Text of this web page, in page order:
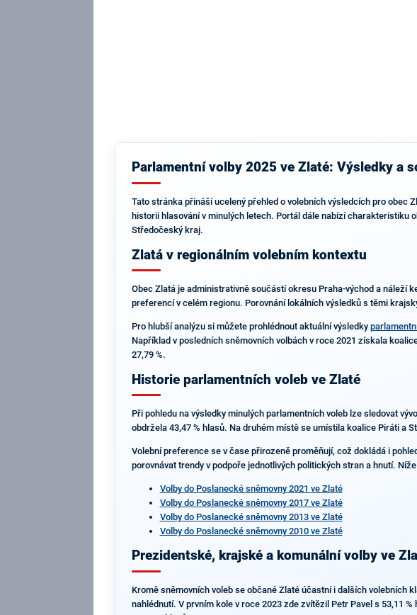
Parlamentní volby 2025 ve Zlaté: Výsledky a
Tato stránka přináší ucelený přehled o volebních výsledcích pro obec
historii hlasování v minulých letech. Portál dále nabízí charakteristiku
Středočeský kraj.
Zlatá v regionálním volebním kontextu
Obec Zlatá je administrativně součástí okresu Praha-východ a náleží
preferencí v celém regionu. Porovnání lokálních výsledků s těmi
Pro hlubší analýzu si můžete prohlédnout aktuální výsledky
Například v posledních sněmovních volbách v roce 2021 získala
27,79 %.
Historie parlamentních voleb ve Zlaté
Při pohledu na výsledky minulých parlamentních voleb lze sledovat
obdržela 43,47 % hlasů. Na druhém místě se umístila koalice Piráti a
Volební preference se v čase přirozeně proměňují, což dokládá i
porovnávat trendy v podpoře jednotlivých politických stran a hnutí.
Volby do Poslanecké sněmovny 2021 ve Zlaté
Volby do Poslanecké sněmovny 2017 ve Zlaté
Volby do Poslanecké sněmovny 2013 ve Zlaté
Volby do Poslanecké sněmovny 2010 ve Zlaté
Prezidentské, krajské a komunální volby ve
Kromě sněmovních voleb se občané Zlaté účastní i dalších volebních
nahlédnutí. V prvním kole v roce 2023 zde zvítězil Petr Pavel s 53,11